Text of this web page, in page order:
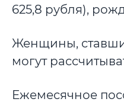
625,8 рубля),
Женщины,
могут
Ежемесячное